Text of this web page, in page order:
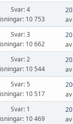
Svar: 4
10 753
av
Svar: 3
10 662
av
Svar: 2
10 544
av
Svar: 5
10 517
av
Svar: 1
10 469
av